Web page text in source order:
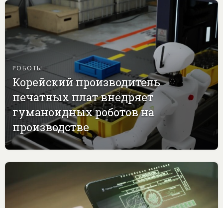
РОБОТЫ
Корейский производитель
печатных плат внедряет
гуманоидных роботов на
производстве